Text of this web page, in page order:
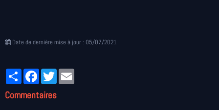
Date de dernière mise à jour : 05/07/2021
PartagerFacebookTwitter
Commentaires